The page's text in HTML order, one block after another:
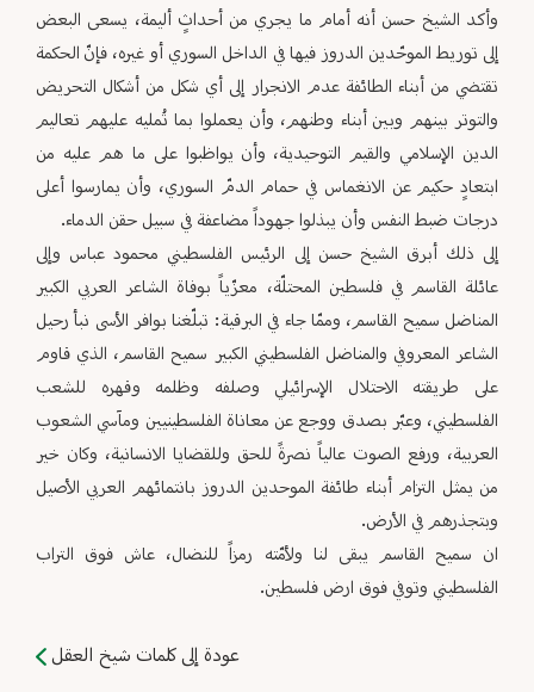
وأكد الشيخ حسن أنه أمام ما يجري من أحداثٍ أليمة، يسعى البعض
إلى توريط الموحّدين الدروز فيها في الداخل السوري أو غيره، فإنّ الحكمة
تقتضي من أبناء الطائفة عدم الانجرار إلى أي شكل من أشكال التحريض
والتوتر بينهم وبين أبناء وطنهم، وأن يعملوا بما تُمليه عليهم تعاليم
الدين الإسلامي والقيم التوحيدية، وأن يواظبوا على ما هم عليه من
ابتعادٍ حكيم عن الانغماس في حمام الدمّ السوري، وأن يمارسوا أعلى
درجات ضبط النفس وأن يبذلوا جهوداً مضاعفة في سبيل حقن الدماء.
إلى ذلك أبرق الشيخ حسن إلى الرئيس الفلسطيني محمود عباس وإلى
عائلة القاسم في فلسطين المحتلّة، معزّياً بوفاة الشاعر العربي الكبير
المناضل سميح القاسم، وممّا جاء في البرقية: تبلّغنا بوافر الأسى نبأ رحيل
الشاعر المعروفي والمناضل الفلسطيني الكبير سميح القاسم، الذي قاوم
على طريقته الاحتلال الإسرائيلي وصلفه وظلمه وقهره للشعب
الفلسطيني، وعبّر بصدق ووجع عن معاناة الفلسطينيين ومآسي الشعوب
العربية، ورفع الصوت عالياً نصرةً للحق وللقضايا الانسانية، وكان خير
من يمثل التزام أبناء طائفة الموحدين الدروز بانتمائهم العربي الأصيل
وبتجذرهم في الأرض.
ان سميح القاسم يبقى لنا ولأمّته رمزاً للنضال، عاش فوق التراب
الفلسطيني وتوفي فوق ارض فلسطين.
عودة إلى كلمات شيخ العقل